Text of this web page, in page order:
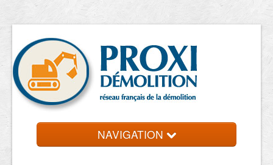
NAVIGATION